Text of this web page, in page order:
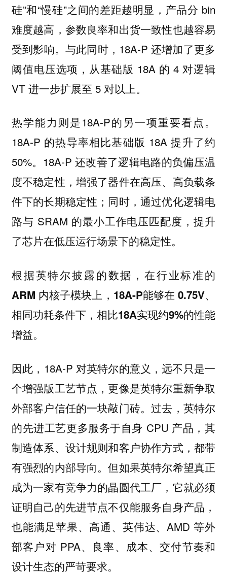
硅”和“慢硅”之间的差距越明显，产品分 bin
难度越高，参数良率和出货一致性也越容易
受到影响。与此同时，18A-P 还增加了更多
阈值电压选项，从基础版 18A 的 4 对逻辑
VT 进一步扩展至 5 对以上。
热学能力 则是18A-P的另一项重要看点。
18A-P 的热导率相比基础版 18A 提升了约
50%。18A-P 还改善了逻辑电路的负偏压温
度不稳定性，增强了器件在高压、高负载条
件下的长期稳定性；同时，通过优化逻辑电
路与 SRAM 的最小工作电压匹配度，提升
了芯片在低压运行场景下的稳定性。
根据英特尔披露的数据， 在行业标准的
ARM 内核子模块上，18A-P能够在 0.75V、
相同功耗条件下，相比18A实现约9%的性能
增益。
因此，18A-P 对英特尔的意义，远不只是一
个增强版工艺节点，更像是英特尔重新争取
外部客户信任的一块敲门砖。过去，英特尔
的先进工艺更多服务于自身 CPU 产品，其
制造体系、设计规则和客户协作方式，都带
有强烈的内部导向。但如果英特尔希望真正
成为一家有竞争力的晶圆代工厂，它就必须
证明自己的先进节点不仅能服务自身产品，
也能满足苹果、高通、英伟达、AMD 等外
部客户对 PPA、良率、成本、交付节奏和
设计生态的严苛要求。